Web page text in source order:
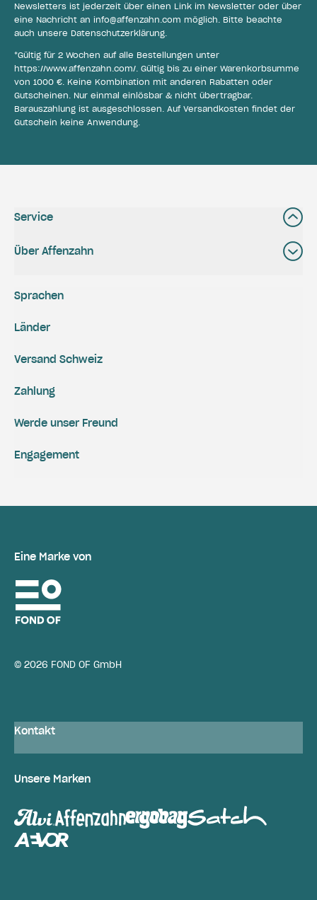
Newsletters ist jederzeit über einen Link im Newsletter oder über
eine Nachricht an info@affenzahn.com möglich. Bitte beachte
auch unsere Datenschutzerklärung.
*Gültig für 2 Wochen auf alle Bestellungen unter
https://www.affenzahn.com/. Gültig bis zu einer Warenkorbsumme
von 1000 €. Keine Kombination mit anderen Rabatten oder
Gutscheinen. Nur einmal einlösbar & nicht übertragbar.
Barauszahlung ist ausgeschlossen. Auf Versandkosten findet der
Gutschein keine Anwendung.
Service
Über Affenzahn
Versand Schweiz
Zahlung
Engagement
Werde unser Freund
Sprachen
Länder
Eine Marke von
© 2026 FOND OF GmbH
Kontakt
Unsere Marken